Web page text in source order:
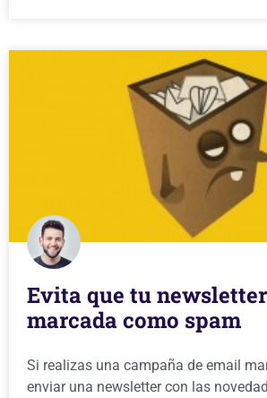
Evita que tu
marcada como spam
Si realizas una campaña de email
enviar una newsletter con las